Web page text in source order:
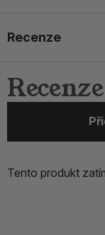
Recenze
Recenze
Tento produkt